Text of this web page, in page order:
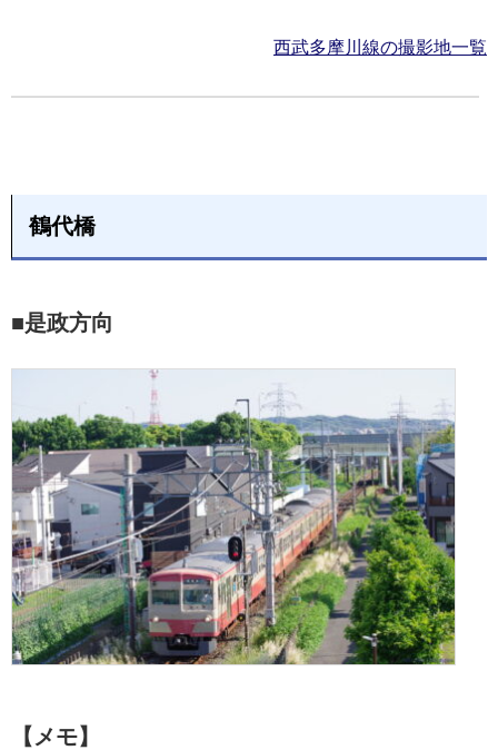
西武多摩川線の撮影地一覧
鶴代橋
■是政方向
【メモ】